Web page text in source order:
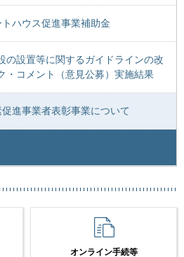
ハウス促進事業補助金
の設置等に関するガイドラインの改
・コメント（意見公募）実施結果
進事業者表彰事業について
オンライン手続等